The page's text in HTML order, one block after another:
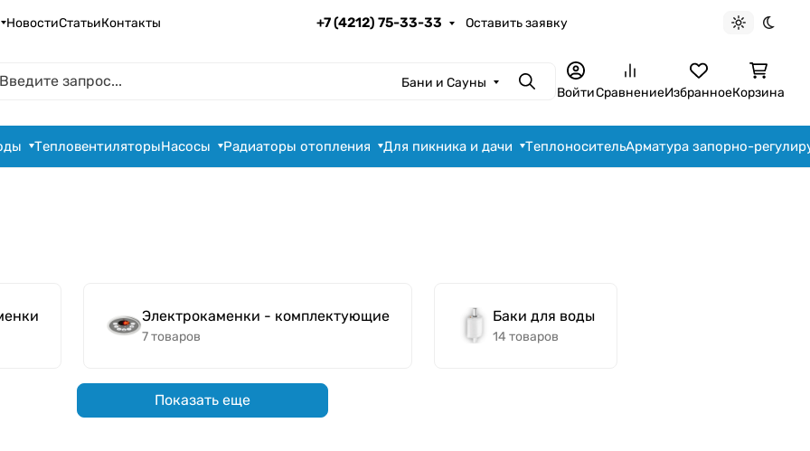
НовостиСтатьиКонтакты +7 (4212) 75-33-33 Оставить заявку
Светлая
Бани и Сауны ПоискВойтиСравнениеИзбранноеКорзина
ТепловентиляторыНасосы Радиаторы отопления Для пикника и дачи ТеплоносительАрматура запорно-
Электрокаменки - комплектующие
7 товаров
Баки для воды
14 товаров
Показать еще